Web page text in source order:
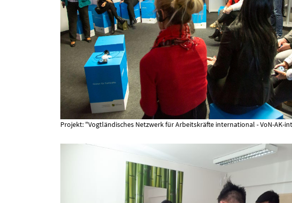
Projekt: "Vogtländisches Netzwerk für Arbeitskräfte international - VoN-AK-